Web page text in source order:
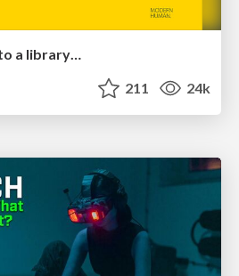
a library…
211 24k